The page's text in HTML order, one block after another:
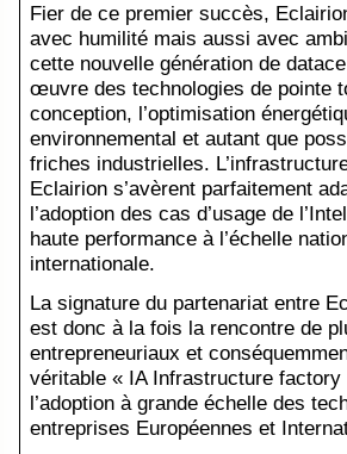
Fier de ce premier succès,
avec humilité mais aussi avec
cette nouvelle génération de
œuvre des technologies de pointe
conception, l’optimisation
environnemental et autant que
friches industrielles.
Eclairion s’avèrent parfaitement
l’adoption des cas d’usage de
haute performance à l’échelle
internationale.
La signature du partenariat entre
est donc à la fois la rencontre de
entrepreneuriaux et
véritable « IA Infrastructure
l’adoption à grande échelle des
entreprises Européennes et